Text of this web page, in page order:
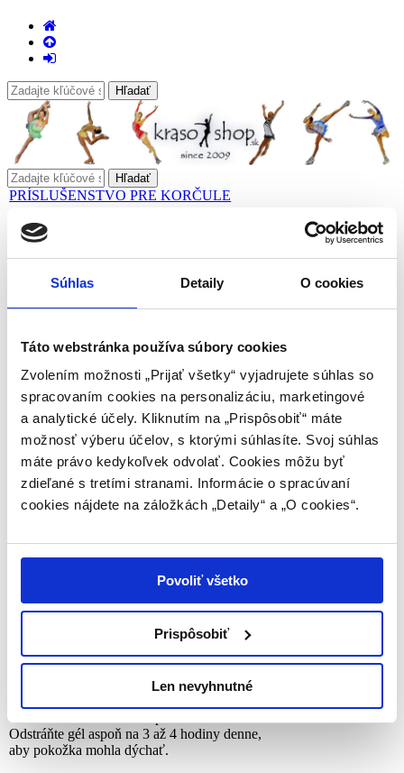
Súhlas Detaily O cookies
Táto webstránka používa súbory cookies
Zvolením možnosti „Prijať všetky“ vyjadrujete súhlas so
spracovaním cookies na personalizáciu, marketingové
a analytické účely. Kliknutím na „Prispôsobiť“ máte
možnosť výberu účelov, s ktorými súhlasíte. Svoj súhlas
máte právo kedykoľvek odvolať. Cookies môžu byť
zdieľané s tretími stranami. Informácie o spracúvaní
cookies nájdete na záložkách „Detaily“ a „O cookies“.
Povoliť všetko
Prispôsobiť
Len nevyhnutné
PRÍSLUŠENSTVO PRE KORČULE
Tovar 6/36
Gélové návleky
Kód: SHER-SG
7 Balení na sklade
€35.00
Pridať do košíku:
polymérovým gélom. Jedinečný polymérny
gél na olejovej báze obohatený o vitamíny
pomáha znižovať trenie a tlak, čím zmierňuje
bolestivé trenie, bolestivosť a citlivosť.
spôsobené tvrdou topánkou ako sú korčule
(krasokorčuliarske, hokejové, in-line),
lyžiarky, turistické topánky a podobne.
Odstráňte gél aspoň na 3 až 4 hodiny denne,
aby pokožka mohla dýchať.